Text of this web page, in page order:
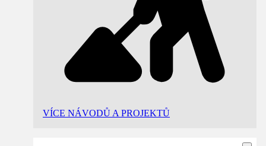
VÍCE NÁVODŮ A PROJEKTŮ